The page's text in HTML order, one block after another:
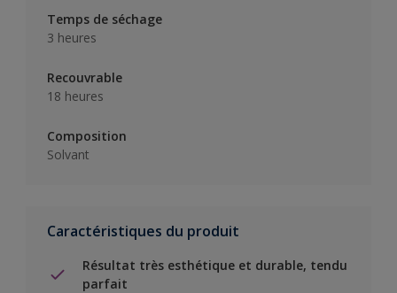
Temps de séchage
3 heures
Recouvrable
18 heures
Composition
Solvant
Caractéristiques du produit
Résultat très esthétique et durable, tendu
parfait